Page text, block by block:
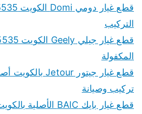
التركيب
المكفولة
تركيب وصيانة